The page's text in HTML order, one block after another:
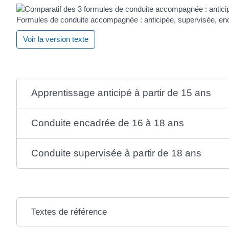
Formules de conduite accompagnée : anticipée, supervisée,
Voir la version texte
Apprentissage anticipé à partir de 15 ans
Conduite encadrée de 16 à 18 ans
Conduite supervisée à partir de 18 ans
Textes de référence